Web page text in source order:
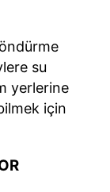
su
yerlerine
için